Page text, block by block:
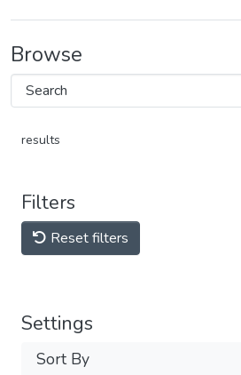
Browse
results
Filters
Reset filters
Settings
Sort By